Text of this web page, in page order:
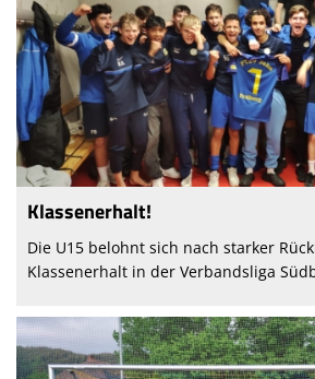
Klassenerhalt!
Die U15 belohnt sich nach starker
Klassenerhalt in der Verbandsliga